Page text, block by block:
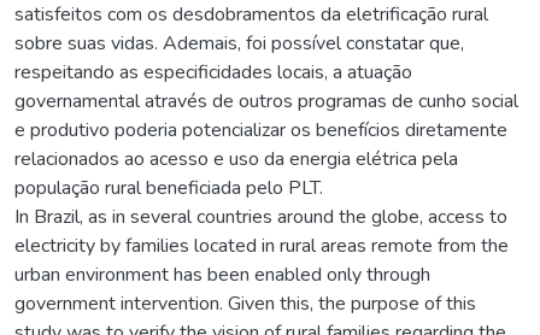
satisfeitos com os desdobramentos da eletrificação rural
sobre suas vidas. Ademais, foi possível constatar que,
respeitando as especificidades locais, a atuação
governamental através de outros programas de cunho social
e produtivo poderia potencializar os benefícios diretamente
relacionados ao acesso e uso da energia elétrica pela
população rural beneficiada pelo PLT.
In Brazil, as in several countries around the globe, access to
electricity by families located in rural areas remote from the
urban environment has been enabled only through
government intervention. Given this, the purpose of this